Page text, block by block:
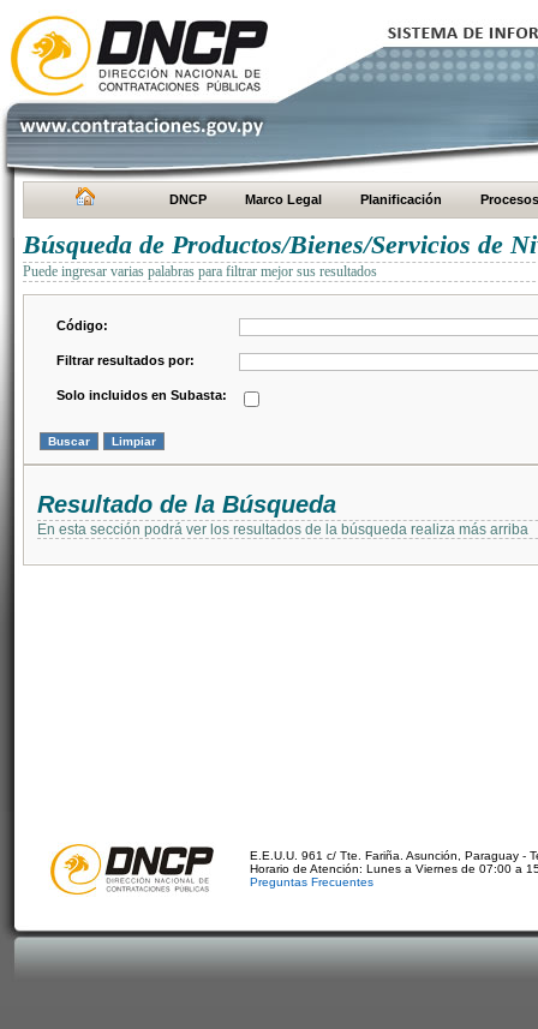
DNCP Marco Legal Planificación Procesos
Búsqueda de Productos/Bienes/Servicios de
Puede ingresar varias palabras para filtrar mejor sus resultados
Código:
Filtrar resultados por:
Solo incluidos en Subasta:
Resultado de la Búsqueda
En esta sección podrá ver los resultados de la búsqueda realiza más arriba
E.E.U.U. 961 c/ Tte. Fariña. Asunción, Paraguay -
Horario de Atención: Lunes a Viernes de 07:00 a
Preguntas Frecuentes